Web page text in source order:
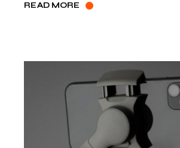
READ MORE